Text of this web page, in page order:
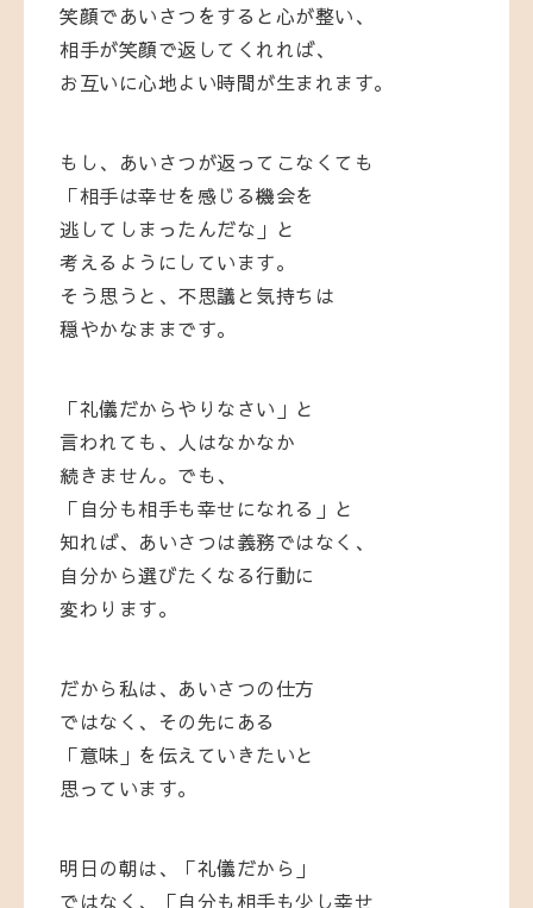
笑顔であいさつをすると心が整い、
相手が笑顔で返してくれれば、
お互いに心地よい時間が生まれます。
もし、あいさつが返ってこなくても
「相手は幸せを感じる機会を
逃してしまったんだな」と
考えるようにしています。
そう思うと、不思議と気持ちは
穏やかなままです。
「礼儀だからやりなさい」と
言われても、人はなかなか
続きません。でも、
「自分も相手も幸せになれる」と
知れば、あいさつは義務ではなく、
自分から選びたくなる行動に
変わります。
だから私は、あいさつの仕方
ではなく、その先にある
「意味」を伝えていきたいと
思っています。
明日の朝は、「礼儀だから」
ではなく、「自分も相手も少し幸せ